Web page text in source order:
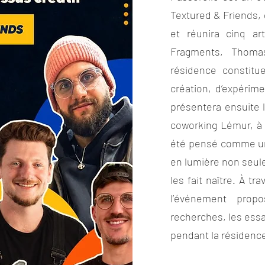
Textured &
et réunira cinq
Fragments,
résidence
création,
présentera ensuite
coworking Lémur,
été pensé comme
en lumière non
les fait naître. À
l’événement
recherches, les
pendant la